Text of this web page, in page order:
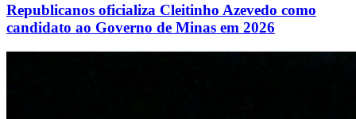
Republicanos oficializa Cleitinho Azevedo como
candidato ao Governo de Minas em 2026